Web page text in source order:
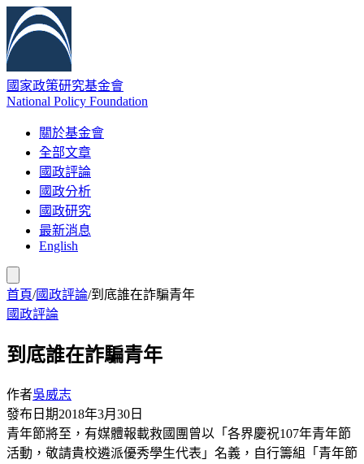
國家政策研究基金會
National Policy Foundation
關於基金會
全部文章
國政評論
國政分析
國政研究
最新消息
English
首頁/國政評論/到底誰在詐騙青年
國政評論
到底誰在詐騙青年
作者吳威志
發布日期2018年3月30日
青年節將至，有媒體報載救國團曾以「各界慶祝107年青年節
活動，敬請貴校遴派優秀學生代表」名義，自行籌組「青年節